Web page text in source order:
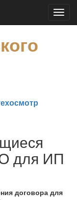
для ИП
договора для